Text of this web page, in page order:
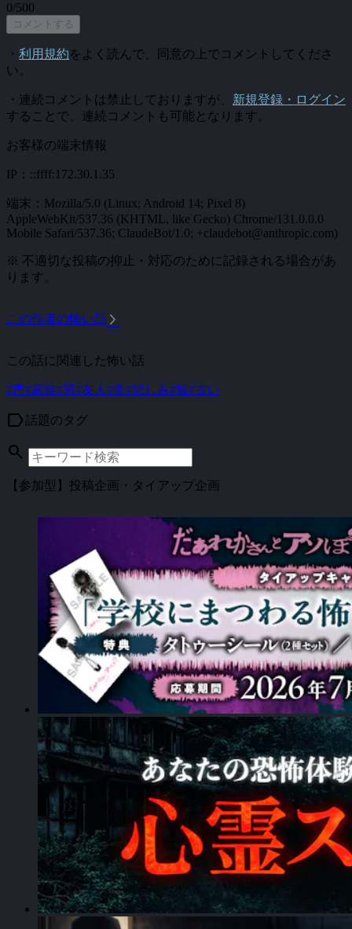
0/500
コメントする
・ 利用規約をよく読んで、同意の上でコメントしてくださ
い。
・連続コメントは禁止しておりますが、 新規登録・ログイン
することで、連続コメントも可能となります。
お客様の端末情報
IP：::ffff:172.30.1.35
端末：Mozilla/5.0 (Linux; Android 14; Pixel 8)
AppleWebKit/537.36 (KHTML, like Gecko) Chrome/131.0.0.0
Mobile Safari/537.36; ClaudeBot/1.0; +claudebot@anthropic.com)
※ 不適切な投稿の抑止・対応のために記録される場合があ
ります。
この作者の怖い話 arrow_forward_ios
この話に関連した怖い話
#声#家族#男#友人 #冬#悲しみ#城#古い
label話題のタグ
search
【参加型】投稿企画・タイアップ企画